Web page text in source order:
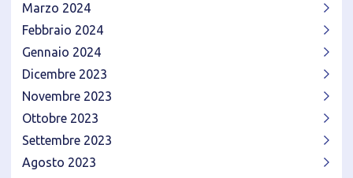
Marzo 2024
Febbraio 2024
Gennaio 2024
Dicembre 2023
Novembre 2023
Ottobre 2023
Settembre 2023
Agosto 2023